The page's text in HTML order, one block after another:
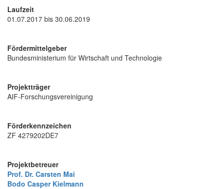
Laufzeit
01.07.2017 bis 30.06.2019
Fördermittelgeber
Bundesministerium für Wirtschaft und Technologie
Projektträger
AIF-Forschungsvereinigung
Förderkennzeichen
ZF 4279202DE7
Projektbetreuer
Prof. Dr. Carsten Mai
Bodo Casper Kielmann